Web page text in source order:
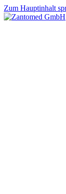
Zum Hauptinhalt